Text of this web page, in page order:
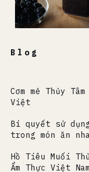
Blog
Cơm mẻ Thủy
Việt
Bí quyết sử
trong món ăn
Hồ Tiêu Muối
Ẩm Thực Việt Nam